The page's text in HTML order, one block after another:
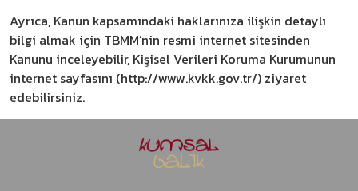
Ayrıca, Kanun kapsamındaki haklarınıza ilişkin detaylı
bilgi almak için TBMM’nin resmi internet sitesinden
Kanunu inceleyebilir, Kişisel Verileri Koruma Kurumunun
internet sayfasını (http://www.kvkk.gov.tr/) ziyaret
edebilirsiniz.